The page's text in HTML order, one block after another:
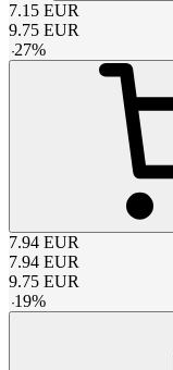
7.15 EUR
9.75 EUR
-27%
7.94 EUR
7.94 EUR
9.75 EUR
-19%